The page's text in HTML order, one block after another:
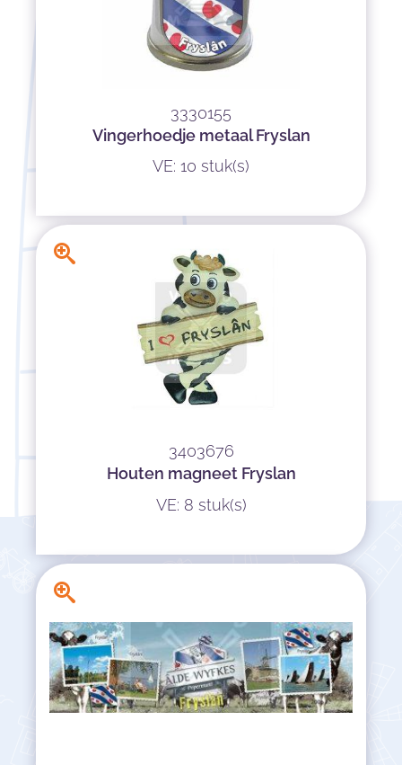
3330155
Vingerhoedje metaal Fryslan
VE: 10 stuk(s)
3403676
Houten magneet Fryslan
VE: 8 stuk(s)